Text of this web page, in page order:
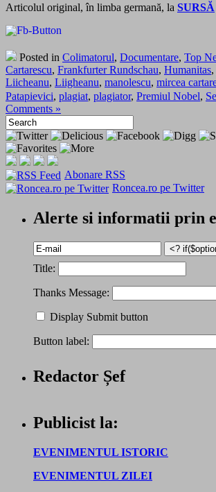
Articolul original, în limba germană, la SURSĂ
Posted in Colimatorul, Documentare, Top
Cartarescu, Frankfurter Rundschau, Humanitas,
Liicheanu, Liigheanu, manolescu, mircea
Patapievici, plagiat, plagiator, Premiul Nobel,
Comments »
Abonare RSS
Roncea.ro pe Twitter
Alerte si informatii prin
Title:
Thanks Message:
Display Submit button
Button label:
Redactor Șef
Publicist la:
EVENIMENTUL ISTORIC
EVENIMENTUL ZILEI